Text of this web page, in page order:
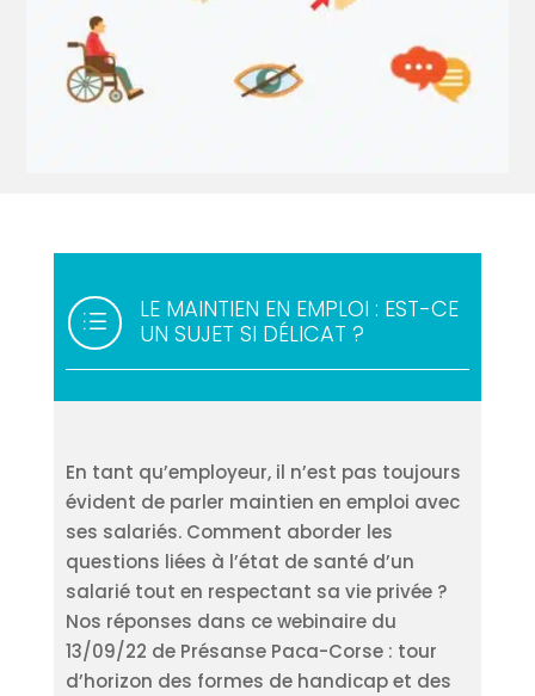
d
LE MAINTIEN EN EMPLOI : EST-CE
UN SUJET SI DÉLICAT ?
En tant qu’employeur, il n’est pas toujours
évident de parler maintien en emploi avec
ses salariés. Comment aborder les
questions liées à l’état de santé d’un
salarié tout en respectant sa vie privée ?
Nos réponses dans ce webinaire du
13/09/22 de Présanse Paca-Corse : tour
d’horizon des formes de handicap et des